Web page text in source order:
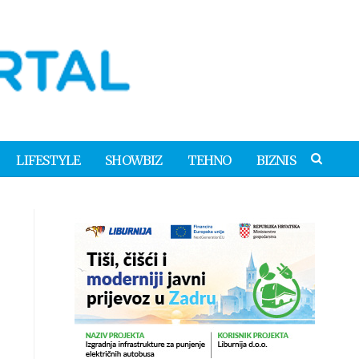
LIFESTYLE SHOWBIZ TEHNO BIZNIS